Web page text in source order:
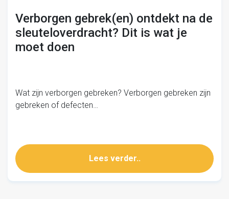
Verborgen gebrek(en) ontdekt na de
sleuteloverdracht? Dit is wat je
moet doen
Wat zijn verborgen gebreken? Verborgen gebreken zijn
gebreken of defecten…
Lees verder..